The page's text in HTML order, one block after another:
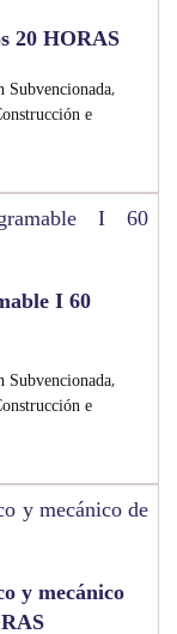
20 HORAS
Subvencionada,
e
I 60
Subvencionada,
e
y mecánico